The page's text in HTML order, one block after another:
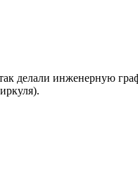
делали инженерную